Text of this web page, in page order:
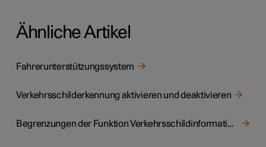
Ähnliche Artikel
Fahrerunterstützungssystem
Verkehrsschilderkennung aktivieren und deaktivieren
Begrenzungen der Funktion Verkehrsschildinformationen